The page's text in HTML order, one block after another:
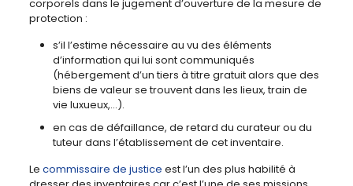
corporels dans le jugement d’ouverture de la mesure de
protection :
s’il l’estime nécessaire au vu des éléments
d’information qui lui sont communiqués
(hébergement d’un tiers à titre gratuit alors que des
biens de valeur se trouvent dans les lieux, train de
vie luxueux,…).
en cas de défaillance, de retard du curateur ou du
tuteur dans l’établissement de cet inventaire.
Le commissaire de justice est l’un des plus habilité à